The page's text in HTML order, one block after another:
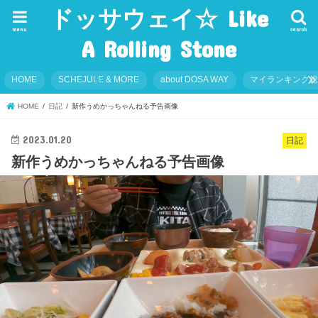
ドッサウェイ☆ Like
A Rolling Stone
search
menu
HOME SCHEJULE & MORE about DOSA WAY マイランキング
HOME 日記 新作うめかっちゃんねる予告画像
日記
2023.01.20
新作うめかっちゃんねる予告画像